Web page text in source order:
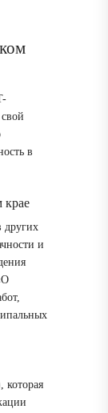
в
крае
других
и
которая